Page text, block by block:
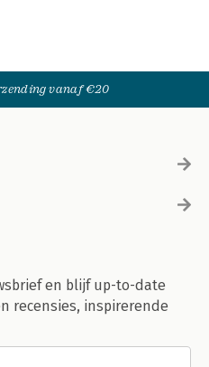
vanaf €20
en blijf up-to-date
recensies, inspirerende